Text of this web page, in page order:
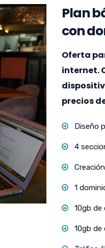
Plan
con
Oferta
internet.
precios
Diseño
4
1
10gb de
10gb de